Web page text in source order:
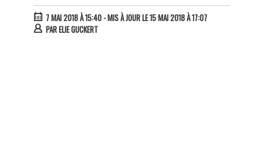
7 MAI 2018 À 15:40- MIS À JOUR LE 15 MAI 2018 À 17:07
PARELIE GUCKERT